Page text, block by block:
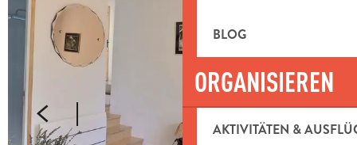
BLOG
ORGANISIEREN
AKTIVITÄTEN &